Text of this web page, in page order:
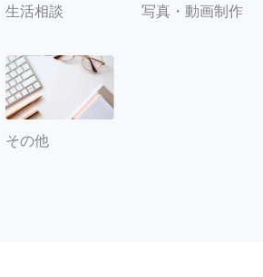
生活相談 写真・動画制作
その他